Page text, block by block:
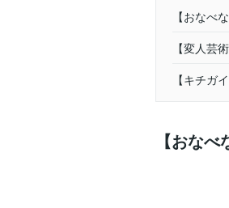
【おなべ
【変人芸
【キチガ
【おな